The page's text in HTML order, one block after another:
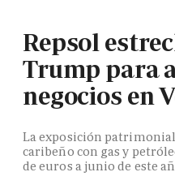
Repsol
Trump para
negocios en
La exposición
caribeño con gas y
de euros a junio de este